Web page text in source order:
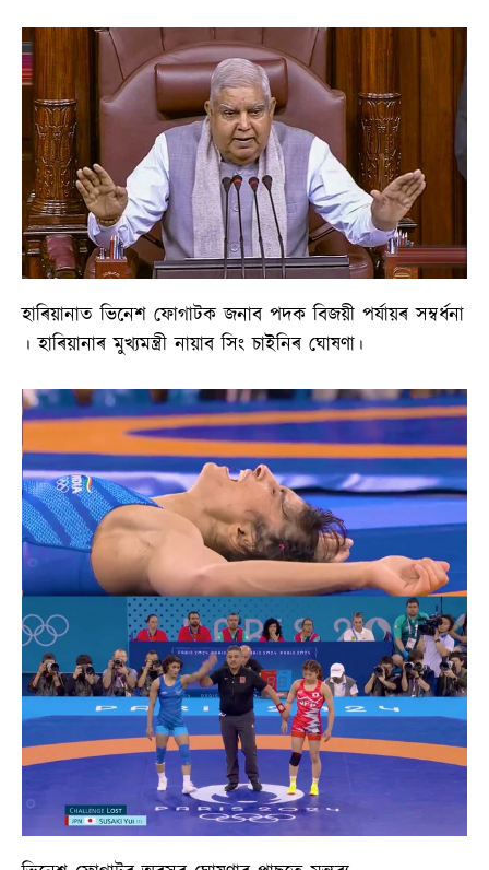
হাৰিয়ানাত ভিনেশ ফোগাটক জনাব পদক বিজয়ী পৰ্যায়ৰ সম্বৰ্ধনা
। হাৰিয়ানাৰ মুখ্যমন্ত্ৰী নায়াব সিং চাইনিৰ ঘোষণা।